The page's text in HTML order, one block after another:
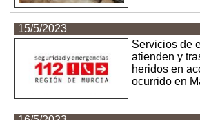
15/5/2023
Servicios de
atienden y
heridos en
ocurrido en